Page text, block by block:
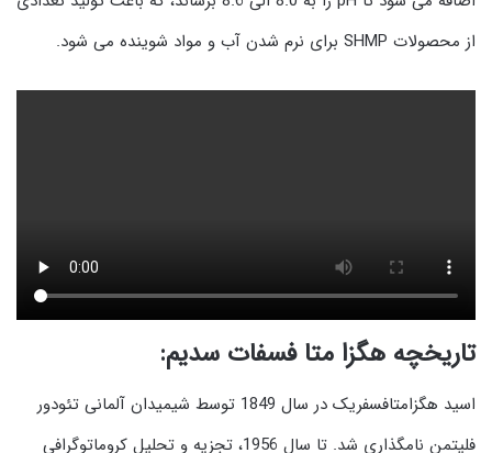
از محصولات SHMP برای نرم شدن آب و مواد شوینده می شود.
تاریخچه هگزا متا فسفات سدیم:
اسید هگزامتافسفریک در سال 1849 توسط شیمیدان آلمانی تئودور
فلیتمن نامگذاری شد. تا سال 1956، تجزیه و تحلیل کروماتوگرافی